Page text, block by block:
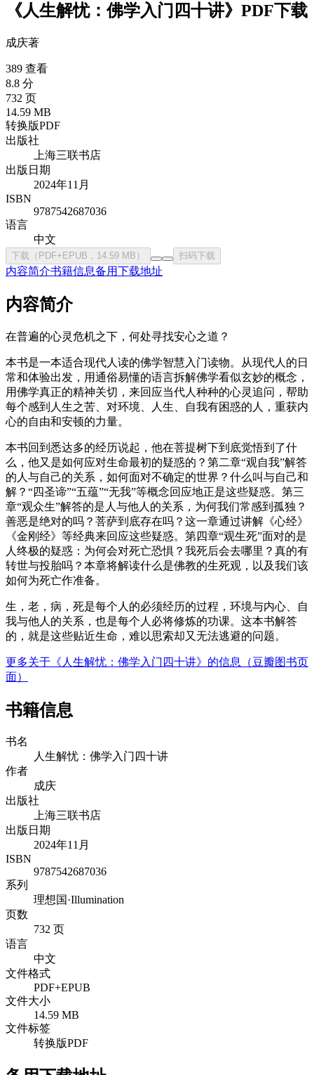
《人生解忧：佛学入门四十讲》PDF下载
成庆著
389 查看
8.8 分
732 页
14.59 MB
转换版PDF
出版社
上海三联书店
出版日期
2024年11月
ISBN
9787542687036
语言
中文
下载（PDF+EPUB，14.59 MB） 扫码下载
内容简介书籍信息备用下载地址
内容简介
在普遍的心灵危机之下，何处寻找安心之道？
本书是一本适合现代人读的佛学智慧入门读物。从现代人的日
常和体验出发，用通俗易懂的语言拆解佛学看似玄妙的概念，
用佛学真正的精神关切，来回应当代人种种的心灵追问，帮助
每个感到人生之苦、对环境、人生、自我有困惑的人，重获内
心的自由和安顿的力量。
本书回到悉达多的经历说起，他在菩提树下到底觉悟到了什
么，他又是如何应对生命最初的疑惑的？第二章“观自我”解答
的人与自己的关系，如何面对不确定的世界？什么叫与自己和
解？“四圣谛”“五蕴”“无我”等概念回应地正是这些疑惑。第三
章“观众生”解答的是人与他人的关系，为何我们常感到孤独？
善恶是绝对的吗？菩萨到底存在吗？这一章通过讲解《心经》
《金刚经》等经典来回应这些疑惑。第四章“观生死”面对的是
人终极的疑惑：为何会对死亡恐惧？我死后会去哪里？真的有
转世与投胎吗？本章将解读什么是佛教的生死观，以及我们该
如何为死亡作准备。
生，老，病，死是每个人的必须经历的过程，环境与内心、自
我与他人的关系，也是每个人必将修炼的功课。这本书解答
的，就是这些贴近生命，难以思索却又无法逃避的问题。
更多关于《人生解忧：佛学入门四十讲》的信息（豆瓣图书页
面）
书籍信息
书名
人生解忧：佛学入门四十讲
作者
成庆
出版社
上海三联书店
出版日期
2024年11月
ISBN
9787542687036
系列
理想国·Illumination
页数
732 页
语言
中文
文件格式
PDF+EPUB
文件大小
14.59 MB
文件标签
转换版PDF